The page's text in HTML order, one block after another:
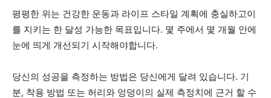
평평한 위는 건강한 운동과 라이프 스타일 계획에 충실하고이
를 지키는 한 달성 가능한 목표입니다. 몇 주에서 몇 개월 안에
눈에 띄게 개선되기 시작해야합니다.
당신의 성공을 측정하는 방법은 당신에게 달려 있습니다. 기
분, 착용 방법 또는 허리와 엉덩이의 실제 측정치에 근거 할 수